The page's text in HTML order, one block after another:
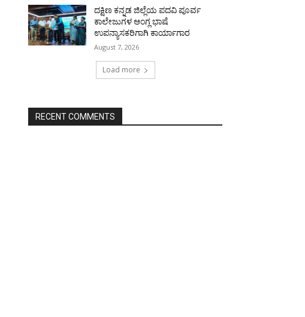
ದಕ್ಷಿಣ ಕನ್ನಡ ಜಿಲ್ಲೆಯ ಪದವಿ ಪೂರ್ವ
ಕಾಲೇಜುಗಳ ಆಂಗ್ಲ ಭಾಷೆ
ಉಪನ್ಯಾಸಕರಿಗಾಗಿ ಕಾರ್ಯಾಗಾರ
August 7, 2026
Load more
RECENT COMMENTS